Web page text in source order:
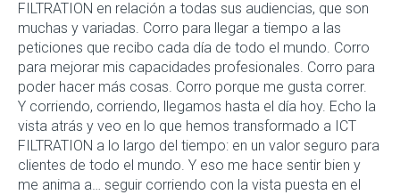
FILTRATION en relación a todas sus audiencias, que son
muchas y variadas. Corro para llegar a tiempo a las
peticiones que recibo cada día de todo el mundo. Corro
para mejorar mis capacidades profesionales. Corro para
poder hacer más cosas. Corro porque me gusta correr.
Y corriendo, corriendo, llegamos hasta el día hoy. Echo la
vista atrás y veo en lo que hemos transformado a ICT
FILTRATION a lo largo del tiempo: en un valor seguro para
clientes de todo el mundo. Y eso me hace sentir bien y
me anima a… seguir corriendo con la vista puesta en el